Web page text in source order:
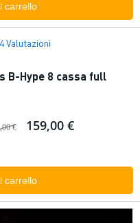
carrello
Valutazioni
B-Hype 8 cassa full
€ 159,00 €
carrello